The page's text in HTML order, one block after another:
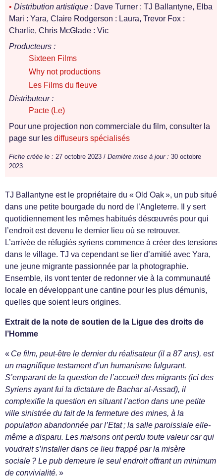
• Distribution artistique : Dave Turner : TJ Ballantyne, Elba
Mari : Yara, Claire Rodgerson : Laura, Trevor Fox :
Charlie, Chris McGlade : Vic
Producteurs :
Sixteen Films
Why not productions
Les Films du fleuve
Distributeur :
Pacte (Le)
Pour une projection non commerciale du film, consulter la
page sur les diffuseurs spécialisés
Fiche créée le : 27 octobre 2023 / Dernière mise à jour : 30 octobre
2023
TJ Ballantyne est le propriétaire du « Old Oak », un pub situé
dans une petite bourgade du nord de l’Angleterre. Il y sert
quotidiennement les mêmes habitués désœuvrés pour qui
l’endroit est devenu le dernier lieu où se retrouver.
L’arrivée de réfugiés syriens commence à créer des tensions
dans le village. TJ va cependant se lier d’amitié avec Yara,
une jeune migrante passionnée par la photographie.
Ensemble, ils vont tenter de redonner vie à la communauté
locale en développant une cantine pour les plus démunis,
quelles que soient leurs origines.
Extrait de la note de soutien de la Ligue des droits de
l’Homme
« Ce film, peut-être le dernier du réalisateur (il a 87 ans), est
un magnifique testament d’un humanisme fulgurant.
S’emparant de la question de l’accueil des migrants (ici des
Syriens ayant fui la dictature de Bachar al-Assad), il
complexifie la question en situant l’action dans une petite
ville sinistrée du fait de la fermeture des mines, à la
population abandonnée par l’Etat ; la salle paroissiale elle-
même a disparu. Les maisons ont perdu toute valeur car qui
voudrait s’installer dans ce lieu frappé par la misère
sociale ? Le pub demeure le seul endroit offrant un minimum
de convivialité. »